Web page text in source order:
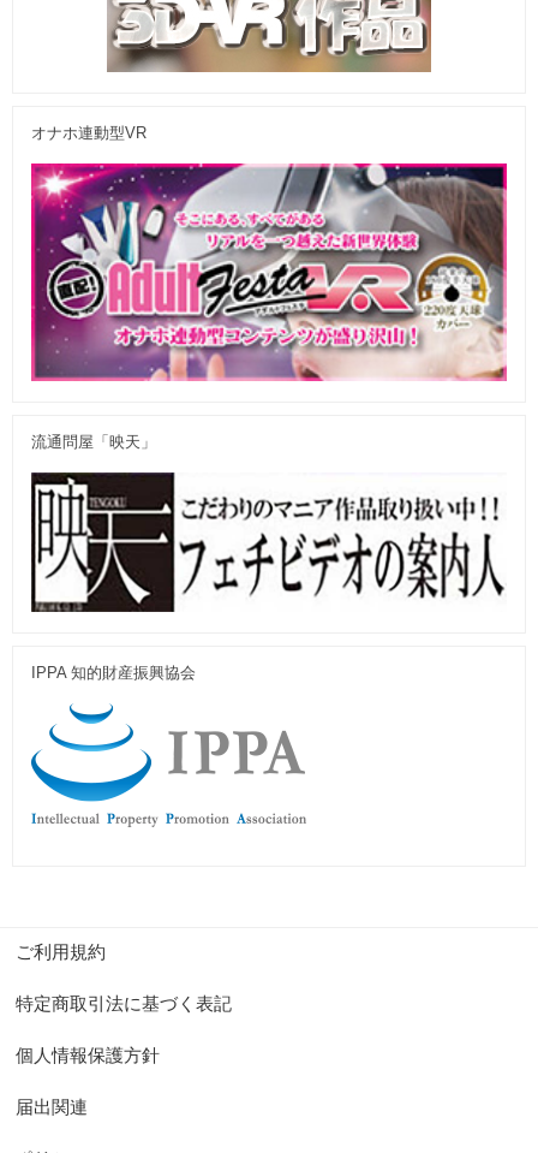
オナホ連動型VR
流通問屋「映天」
IPPA 知的財産振興協会
ご利用規約
特定商取引法に基づく表記
個人情報保護方針
届出関連